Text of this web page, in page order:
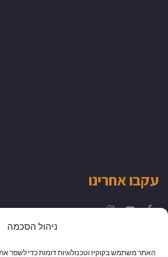
ניהול הסכמה
האתר משתמש בקוקיז וטכנולוגיות דומות כדי לשפר
עקבו אחרינו